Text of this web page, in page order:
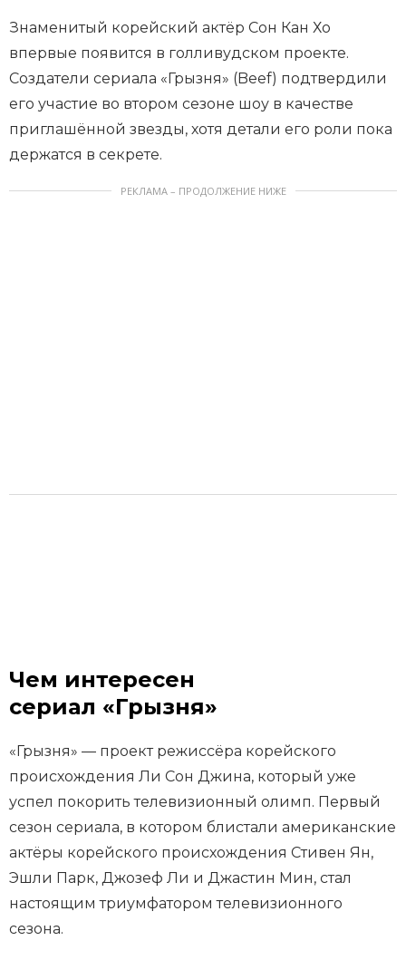
Знаменитый корейский актёр Сон Кан Хо
впервые появится в голливудском проекте.
Создатели сериала «Грызня» (Beef) подтвердили
его участие во втором сезоне шоу в качестве
приглашённой звезды, хотя детали его роли пока
держатся в секрете.
РЕКЛАМА – ПРОДОЛЖЕНИЕ НИЖЕ
Чем интересен
сериал «Грызня»
«Грызня» — проект режиссёра корейского
происхождения Ли Сон Джина, который уже
успел покорить телевизионный олимп. Первый
сезон сериала, в котором блистали американские
актёры корейского происхождения Стивен Ян,
Эшли Парк, Джозеф Ли и Джастин Мин, стал
настоящим триумфатором телевизионного
сезона.